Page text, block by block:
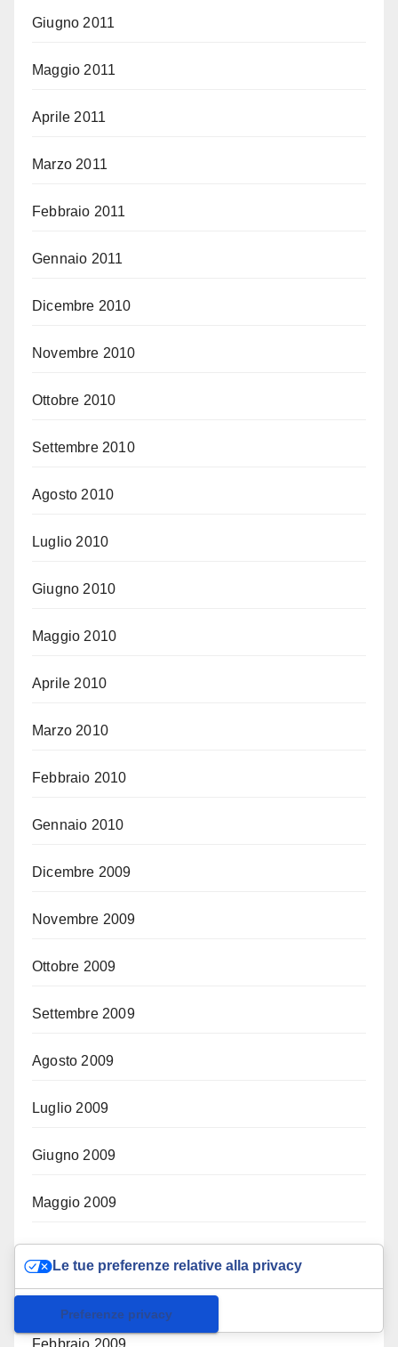
Giugno 2011
Maggio 2011
Aprile 2011
Marzo 2011
Febbraio 2011
Gennaio 2011
Dicembre 2010
Novembre 2010
Ottobre 2010
Settembre 2010
Agosto 2010
Luglio 2010
Giugno 2010
Maggio 2010
Aprile 2010
Marzo 2010
Febbraio 2010
Gennaio 2010
Dicembre 2009
Novembre 2009
Ottobre 2009
Settembre 2009
Agosto 2009
Luglio 2009
Giugno 2009
Maggio 2009
Aprile 2009
Marzo 2009
Febbraio 2009
Le tue preferenze relative alla privacy
Informativa sulla raccolta